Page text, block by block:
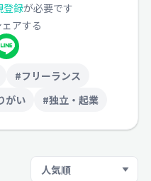
登録が必要です
アする
#フリーランス
がい #独立・起業
並び順